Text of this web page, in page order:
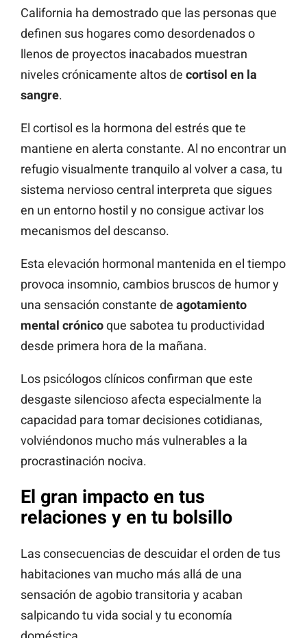
California ha demostrado que las personas que
definen sus hogares como desordenados o
llenos de proyectos inacabados muestran
niveles crónicamente altos de cortisol en la
sangre.
El cortisol es la hormona del estrés que te
mantiene en alerta constante. Al no encontrar un
refugio visualmente tranquilo al volver a casa, tu
sistema nervioso central interpreta que sigues
en un entorno hostil y no consigue activar los
mecanismos del descanso.
Esta elevación hormonal mantenida en el tiempo
provoca insomnio, cambios bruscos de humor y
una sensación constante de agotamiento
mental crónicoque sabotea tu productividad
desde primera hora de la mañana.
Los psicólogos clínicos confirman que este
desgaste silencioso afecta especialmente la
capacidad para tomar decisiones cotidianas,
volviéndonos mucho más vulnerables a la
procrastinación nociva.
El gran impacto en tus
relaciones y en tu bolsillo
Las consecuencias de descuidar el orden de tus
habitaciones van mucho más allá de una
sensación de agobio transitoria y acaban
salpicando tu vida social y tu economía